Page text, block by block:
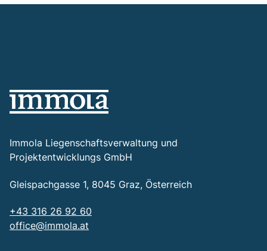
Immola Liegenschaftsverwaltung und
Projektentwicklungs GmbH
Gleispachgasse 1, 8045 Graz, Österreich
+43 316 26 92 60
office@immola.at